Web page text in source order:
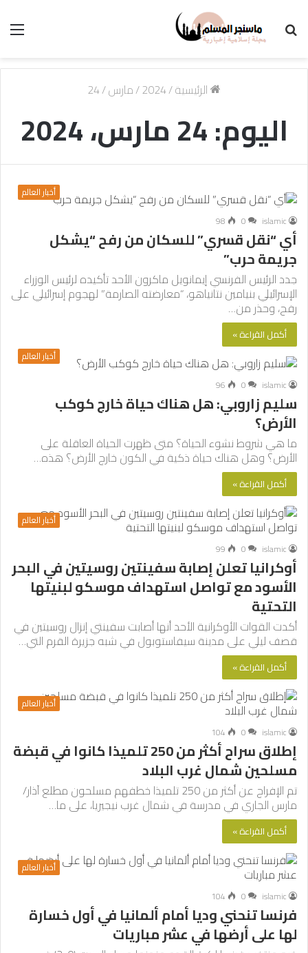
الرئيسية/
2024
/مارس/
24
اليوم:24 مارس، 2024
أخبار العالم
islamic
0
98
أي “نقل قسري” للسكان من رفح “يشكل
جريمة حرب”
جدد الرئيس الفرنسي إيمانويل ماكرون الأحد تأكيده لرئيس الوزراء
الإسرائيلي بنيامين نتانياهو، “معارضته الصارمة” لهجوم إسرائيلي على
رفح، وحذر من…
أكمل القراءة »
أخبار العالم
islamic
0
96
سليم زاروبي: هل هناك حياة خارج كوكب
الأرض؟
ما هي شروط نشوء الحياة؟ متى ظهرت الحياة العاقلة على
الأرض؟ وهل هناك حياة ذكية في الكون خارج الأرض؟ هذه…
أكمل القراءة »
أخبار العالم
islamic
0
99
أوكرانيا تعلن إصابة سفينتين روسيتين في البحر
الأسود مع تواصل استهداف موسكو لبنيتها
التحتية
أكدت القوات الأوكرانية الأحد أنها أصابت سفينتي إنزال روسيتين في
قصف ليلي على مدينة سيفاستوبول في شبه جزيرة القرم التي…
أكمل القراءة »
أخبار العالم
islamic
0
104
إطلاق سراح أكثر من 250 تلميذا كانوا في قبضة
مسلحين شمال غرب البلاد
تم الإفراج عن أكثر من 250 تلميذا خطفهم مسلحون مطلع آذار/
مارس الجاري في مدرسة في شمال غرب نيجيريا، على ما…
أكمل القراءة »
أخبار العالم
islamic
0
104
فرنسا تنحني وديا أمام ألمانيا في أول خسارة
لها على أرضها في عشر مباريات